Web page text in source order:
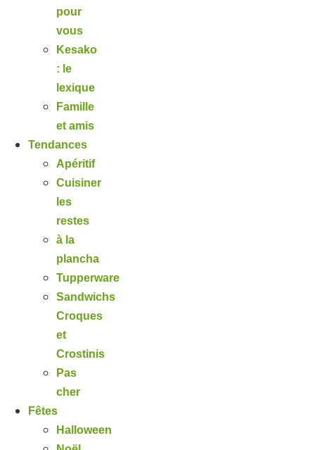
pour
vous
Kesako
: le
lexique
Famille
et amis
Tendances
Apéritif
Cuisiner
les
restes
à la
plancha
Tupperware
Sandwichs
Croques
et
Crostinis
Pas
cher
Fêtes
Halloween